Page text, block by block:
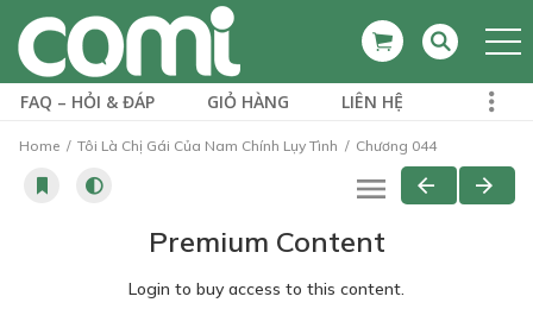
FAQ – HỎI & ĐÁP GIỎ HÀNG LIÊN HỆ
Home Tôi Là Chị Gái Của Nam Chính Lụy Tình Chương 044
Premium Content
Login to buy access to this content.